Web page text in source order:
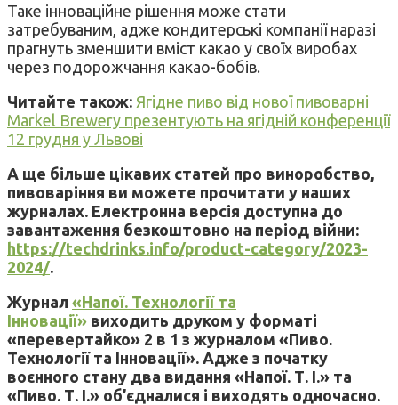
Таке інноваційне рішення може стати
затребуваним, адже кондитерські компанії наразі
прагнуть зменшити вміст какао у своїх виробах
через подорожчання какао-бобів.
Читайте також: Ягідне пиво від нової пивоварні
Markel Brewery презентують на ягідній конференції
12 грудня у Львові
А ще більше цікавих статей про виноробство,
пивоваріння ви можете прочитати у наших
журналах. Електронна версія доступна до
завантаження безкоштовно на період війни:
https://techdrinks.info/product-category/2023-
2024/.
Журнал «Напої. Технології та
Інновації» виходить друком у форматі
«перевертайко» 2 в 1 з журналом «Пиво.
Технології та Інновації». Адже з початку
воєнного стану два видання «Напої. Т. І.» та
«Пиво. Т. І.» об’єдналися і виходять одночасно.